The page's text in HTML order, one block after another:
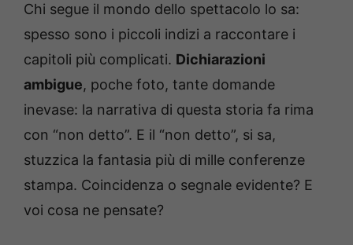
Chi segue il mondo dello spettacolo lo sa:
spesso sono i piccoli indizi a raccontare i
capitoli più complicati. Dichiarazioni
ambigue, poche foto, tante domande
inevase: la narrativa di questa storia fa rima
con “non detto”. E il “non detto”, si sa,
stuzzica la fantasia più di mille conferenze
stampa. Coincidenza o segnale evidente? E
voi cosa ne pensate?